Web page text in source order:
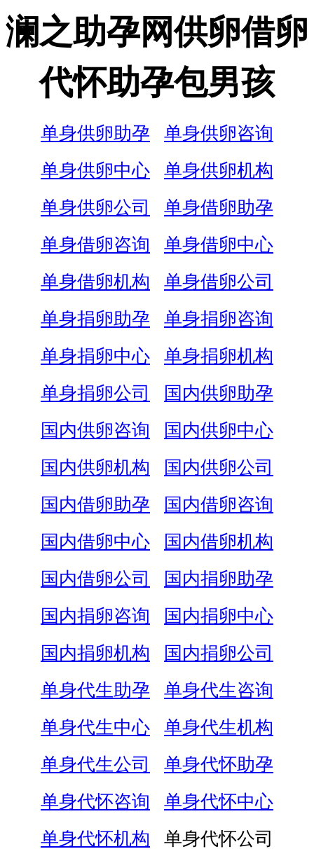
澜之助孕网供卵借卵
代怀助孕包男孩
单身供卵助孕
单身供卵咨询
单身供卵中心
单身供卵机构
单身供卵公司
单身借卵助孕
单身借卵咨询
单身借卵中心
单身借卵机构
单身借卵公司
单身捐卵助孕
单身捐卵咨询
单身捐卵中心
单身捐卵机构
单身捐卵公司
国内供卵助孕
国内供卵咨询
国内供卵中心
国内供卵机构
国内供卵公司
国内借卵助孕
国内借卵咨询
国内借卵中心
国内借卵机构
国内借卵公司
国内捐卵助孕
国内捐卵咨询
国内捐卵中心
国内捐卵机构
国内捐卵公司
单身代生助孕
单身代生咨询
单身代生中心
单身代生机构
单身代生公司
单身代怀助孕
单身代怀咨询
单身代怀中心
单身代怀机构
单身代怀公司